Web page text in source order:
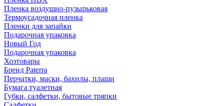
Пленка воздушно-пузырьковая
Термоусадочная пленка
Пленки для запайки
Подарочная упаковка
Новый Год
Подарочная упаковка
Хозтовары
Бренд Paterra
Перчатки, маски, бахилы, плащи
Бумага туалетная
Губки, салфетки, бытовые тряпки